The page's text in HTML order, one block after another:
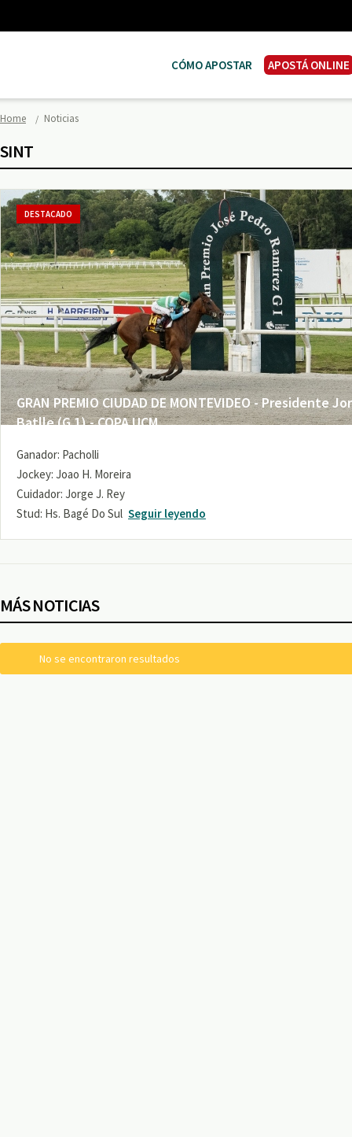
CÓMO APOSTAR APOSTÁ ONLINE
Home Noticias
SINT
GRAN PREMIO CIUDAD DE MONTEVIDEO - Presidente
Batlle (G 1) - COPA UCM
DESTACADO
Ganador: Pacholli
Jockey: Joao H. Moreira
Cuidador: Jorge J. Rey
Stud: Hs. Bagé Do Sul Seguir leyendo
MÁS NOTICIAS
No se encontraron resultados